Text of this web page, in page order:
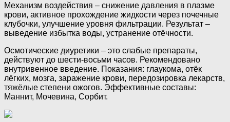
Механизм воздействия – снижение давления в плазме
крови, активное прохождение жидкости через почечные
клубочки, улучшение уровня фильтрации. Результат –
выведение избытка воды, устранение отёчности.
Осмотические диуретики – это слабые препараты,
действуют до шести-восьми часов. Рекомендовано
внутривенное введение. Показания: глаукома, отёк
лёгких, мозга, заражение крови, передозировка лекарств,
тяжёлые степени ожогов. Эффективные составы:
Маннит, Мочевина, Сорбит.